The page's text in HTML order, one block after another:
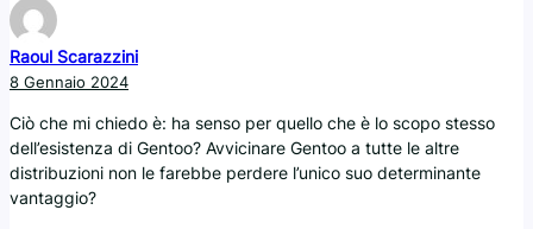
Raoul Scarazzini
8 Gennaio 2024
Ciò che mi chiedo è: ha senso per quello che è lo scopo stesso
dell’esistenza di Gentoo? Avvicinare Gentoo a tutte le altre
distribuzioni non le farebbe perdere l’unico suo determinante
vantaggio?